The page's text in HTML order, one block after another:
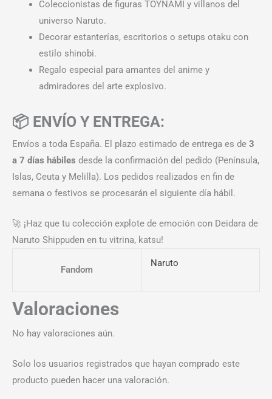
Coleccionistas de figuras TOYNAMI y villanos del
universo Naruto.
Decorar estanterías, escritorios o setups otaku con
estilo shinobi.
Regalo especial para amantes del anime y
admiradores del arte explosivo.
📦 ENVÍO Y ENTREGA:
Envíos a toda España. El plazo estimado de entrega es de 3
a 7 días hábiles desde la confirmación del pedido (Península,
Islas, Ceuta y Melilla). Los pedidos realizados en fin de
semana o festivos se procesarán el siguiente día hábil.
🚀 ¡Haz que tu colección explote de emoción con Deidara de
Naruto Shippuden en tu vitrina, katsu!
Fandom
Naruto
Valoraciones
No hay valoraciones aún.
Solo los usuarios registrados que hayan comprado este
producto pueden hacer una valoración.